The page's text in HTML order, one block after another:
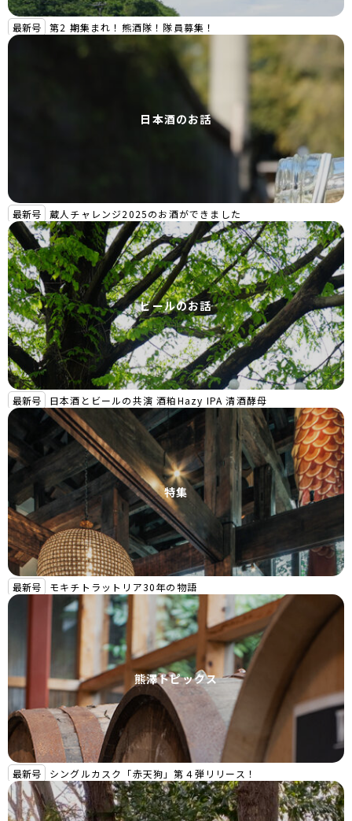
最新号 第2 期集まれ！熊酒隊！隊員募集！
日本酒のお話
最新号 蔵人チャレンジ2025のお酒ができました
ビールのお話
最新号 日本酒とビールの共演 酒粕Hazy IPA 清酒酵母
特集
最新号 モキチトラットリア30年の物語
熊澤トピックス
最新号 シングルカスク「赤天狗」第４弾リリース！